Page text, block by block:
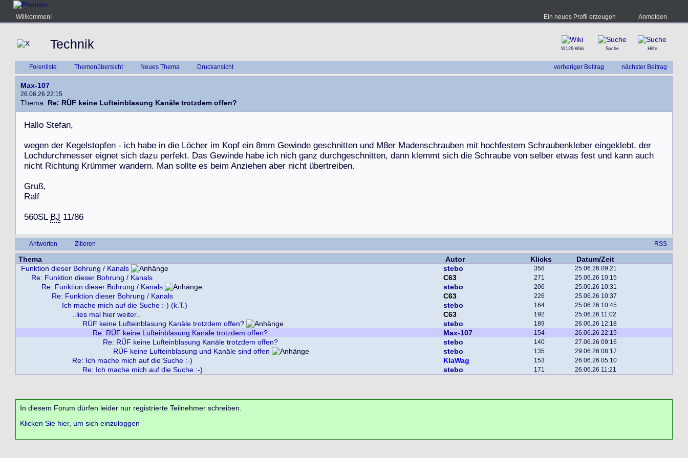
Willkommen! Ein neues Profil erzeugen Anmelden
Technik W126-Wiki Suche Hilfe
vorheriger Beitrag nächster Beitrag
Forenliste Themenübersicht Neues Thema Druckansicht
Max-107
26.06.26 22:15
Thema: Re: RÜF keine Lufteinblasung Kanäle trotzdem offen?
Hallo Stefan,
wegen der Kegelstopfen - ich habe in die Löcher im Kopf ein 8mm Gewinde geschnitten und M8er Madenschrauben mit hochfestem Schraubenkleber eingeklebt, der
Lochdurchmesser eignet sich dazu perfekt. Das Gewinde habe ich nich ganz durchgeschnitten, dann klemmt sich die Schraube von selber etwas fest und kann auch
nicht Richtung Krümmer wandern. Man sollte es beim Anziehen aber nicht übertreiben.
Gruß,
Ralf
560SL BJ 11/86
Antworten Zitieren RSS
Thema Autor Klicks
Datum/Zeit
Funktion dieser Bohrung / Kanals
stebo 358 25.06.26 09:21
Re: Funktion dieser Bohrung / Kanals C63 271 25.06.26 10:15
Re: Funktion dieser Bohrung / Kanals stebo 206 25.06.26 10:31
Re: Funktion dieser Bohrung / Kanals C63 226 25.06.26 10:37
Ich mache mich auf die Suche :-) (k.T.) stebo 164 25.06.26 10:45
..lies mal hier weiter.. C63 192 25.06.26 11:02
RÜF keine Lufteinblasung Kanäle trotzdem offen? stebo 189 26.06.26 12:18
Re: RÜF keine Lufteinblasung Kanäle trotzdem offen? Max-107 154 26.06.26 22:15
Re: RÜF keine Lufteinblasung Kanäle trotzdem offen? stebo 140 27.06.26 09:16
RÜF keine Lufteinblasung und Kanäle sind offen stebo 135 29.06.26 08:17
Re: Ich mache mich auf die Suche :-) KlaWag 153 26.06.26 05:10
Re: Ich mache mich auf die Suche :-) stebo 171 26.06.26 11:21
In diesem Forum dürfen leider nur registrierte Teilnehmer schreiben.
Klicken Sie hier, um sich einzuloggen